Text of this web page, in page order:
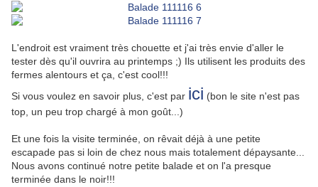
L'endroit est vraiment très chouette et j'ai très envie d'aller le
tester dès qu'il ouvrira au printemps ;) Ils utilisent les produits des
fermes alentours et ça, c'est cool!!!
Si vous voulez en savoir plus, c'est par ici (bon le site n'est pas
top, un peu trop chargé à mon goût...)
Et une fois la visite terminée, on rêvait déjà à une petite
escapade pas si loin de chez nous mais totalement dépaysante...
Nous avons continué notre petite balade et on l'a presque
terminée dans le noir!!!